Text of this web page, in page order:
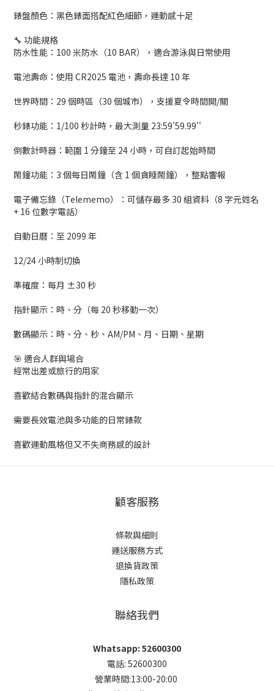
錶盤顏色：黑色錶面搭配紅色細節，運動感十足
🔧 功能規格
防水性能：100 米防水（10 BAR），適合游泳與日常使用
電池壽命：使用 CR2025 電池，壽命長達 10 年
世界時間：29 個時區（30 個城市），支援夏令時間開/關
秒錶功能：1/100 秒計時，最大測量 23:59'59.99''
倒數計時器：範圍 1 分鐘至 24 小時，可自訂起始時間
鬧鐘功能：3 個每日鬧鐘（含 1 個貪睡鬧鐘），整點響報
電子備忘錄（Telememo）：可儲存最多 30 組資料（8 字元姓名
+ 16 位數字電話）
自動日曆：至 2099 年
12/24 小時制切換
準確度：每月 ±30 秒
指針顯示：時、分（每 20 秒移動一次）
數碼顯示：時、分、秒、AM/PM、月、日期、星期
🎯 適合人群與場合
經常出差或旅行的用家
喜歡結合數碼與指針的混合顯示
需要長效電池與多功能的日常錶款
喜歡運動風格但又不失商務感的設計
顧客服務
條款與細則
運送服務方式
退換貨政策
隱私政策
聯絡我們
Whatsapp: 52600300
電話: 52600300
營業時間:13:00-20:00